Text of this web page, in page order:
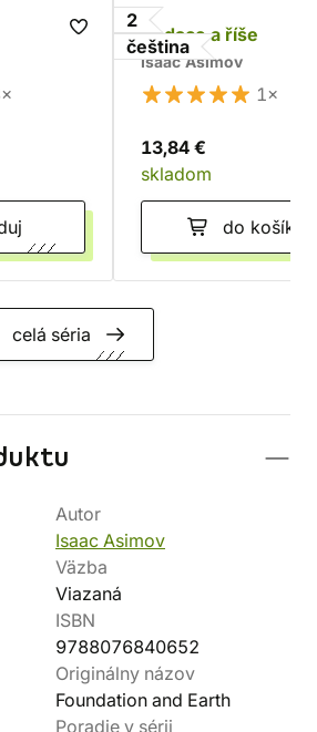
2
čeština
Nadace a říše
Isaac Asimov
1×
13,84 €
skladom
do košíka
celá séria
Autor
Isaac Asimov
Väzba
Viazaná
ISBN
9788076840652
Originálny názov
Foundation and Earth
Poradie v sérii